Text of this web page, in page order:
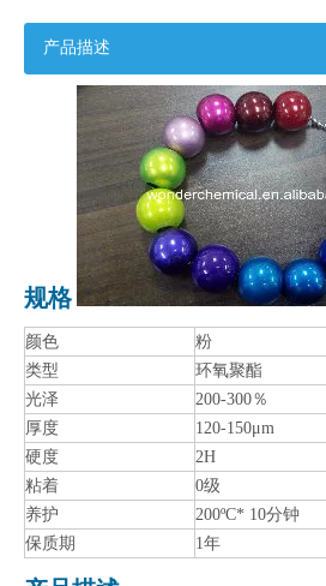
产品描述
规格
颜色
粉
类型
环氧聚酯
光泽
200-300％
厚度
120-150μm
硬度
2H
粘着
0级
养护
200ºC* 10分钟
保质期
1年